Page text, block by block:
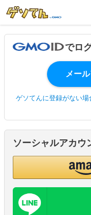
でロ
ゲソてんに登録がない
ソーシャルアカウ